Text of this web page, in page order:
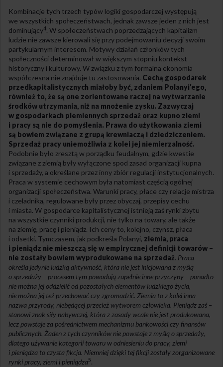
Kombinacje tych trzech typów logiki gospodarczej występują
we wszystkich społeczeństwach, jednak zawsze jeden z nich jest
dominujący4. W społeczeństwach poprzedzających kapitalizm
ludzie nie zawsze kierowali się przy podejmowaniu decyzji swoim
partykularnym interesem. Motywy działań członków tych
społeczności determinował w większym stopniu kontekst
historyczny i kulturowy. W związku z tym formalna ekonomia
współczesna nie znajduje tu zastosowania. Cechą gospodarek
przedkapitalistycznych miałoby być, zdaniem Polanyi’ego,
również to, że są one zorientowane raczej na wytwarzanie
środków utrzymania, niż na mnożenie zysku. Zazwyczaj
w gospodarkach plemiennych sprzedaż oraz kupno ziemi
i pracy są nie do pomyślenia. Prawa do użytkowania ziemi
są bowiem związane z grupą krewniaczą i dziedziczeniem.
Sprzedaż pracy uniemożliwia z kolei jej niemierzalność.
Podobnie było zresztą w porządku feudalnym, gdzie kwestie
związane z ziemią były wyłączone spod zasad organizacji kupna
i sprzedaży, a określane przez inny zbiór regulacji instytucjonalnych.
Praca w systemie cechowym była natomiast częścią ogólnej
organizacji społeczeństwa. Warunki pracy, płace czy relacje mistrza
i czeladnika, regulowane były przez obyczaj, przepisy cechu
i miasta. W gospodarce kapitalistycznej istnieją zaś rynki zbytu
na wszystkie czynniki produkcji, nie tylko na towary, ale także
na ziemię, pracę i pieniądz. Ich ceny to, kolejno, czynsz, płaca
i odsetki. Tymczasem, jak podkreśla Polanyi, ziemia, praca
i pieniądz nie mieszczą się w empirycznej definicji towarów –
nie zostały bowiem wyprodukowane na sprzedaż. Praca
określa jedynie ludzką aktywność, która nie jest inicjowana z myślą
o sprzedaży – procesem tym powodują zupełnie inne przyczyny – ponadto
nie można jej oddzielić od pozostałych elementów ludzkiego życia,
nie można jej też przechować czy zgromadzić. Ziemia to z kolei inna
nazwa przyrody, niebędącej przecież wytworem człowieka. Pieniądz zaś –
stanowi znak siły nabywczej, która z zasady wcale nie jest produkowana,
lecz powstaje za pośrednictwem mechanizmu bankowości czy finansów
publicznych. Żaden z tych czynników nie powstaje z myślą o sprzedaży,
dlatego używanie kategorii towaru w odniesieniu do pracy, ziemi
i pieniądza to czysta fikcja. Niemniej dzięki tej fikcji zostały zorganizowane
rynki pracy, ziemi i pieniądza5.